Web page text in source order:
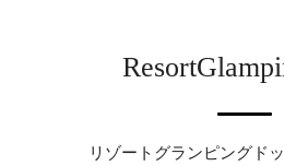
リゾートグランピングド